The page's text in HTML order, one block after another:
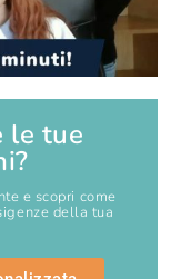
le tue
e scopri come
della tua